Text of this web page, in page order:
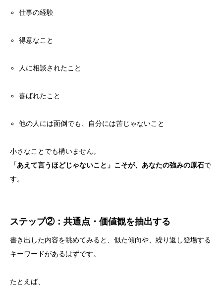
仕事の経験
得意なこと
人に相談されたこと
喜ばれたこと
他の人には面倒でも、自分には苦じゃないこと
小さなことでも構いません。
「あえて言うほどじゃないこと」こそが、あなたの強みの原石で
す。
ステップ②：共通点・価値観を抽出する
書き出した内容を眺めてみると、似た傾向や、繰り返し登場する
キーワードがあるはずです。
たとえば、